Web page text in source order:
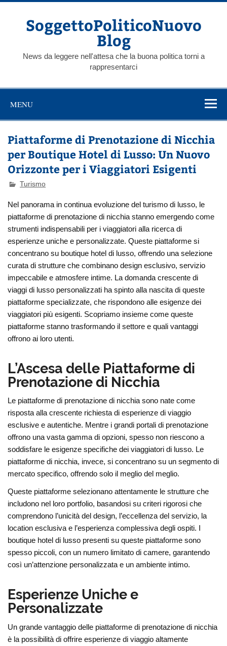
Skip
SoggettoPoliticoNuovo
Blog
News da leggere nell'attesa che la buona politica torni a
rappresentarci
MENU
Piattaforme di Prenotazione di Nicchia
per Boutique Hotel di Lusso: Un Nuovo
Orizzonte per i Viaggiatori Esigenti
Turismo
Nel panorama in continua evoluzione del turismo di lusso, le
piattaforme di prenotazione di nicchia stanno emergendo come
strumenti indispensabili per i viaggiatori alla ricerca di
esperienze uniche e personalizzate. Queste piattaforme si
concentrano su boutique hotel di lusso, offrendo una selezione
curata di strutture che combinano design esclusivo, servizio
impeccabile e atmosfere intime. La domanda crescente di
viaggi di lusso personalizzati ha spinto alla nascita di queste
piattaforme specializzate, che rispondono alle esigenze dei
viaggiatori più esigenti. Scopriamo insieme come queste
piattaforme stanno trasformando il settore e quali vantaggi
offrono ai loro utenti.
L’Ascesa delle Piattaforme di
Prenotazione di Nicchia
Le piattaforme di prenotazione di nicchia sono nate come
risposta alla crescente richiesta di esperienze di viaggio
esclusive e autentiche. Mentre i grandi portali di prenotazione
offrono una vasta gamma di opzioni, spesso non riescono a
soddisfare le esigenze specifiche dei viaggiatori di lusso. Le
piattaforme di nicchia, invece, si concentrano su un segmento di
mercato specifico, offrendo solo il meglio del meglio.
Queste piattaforme selezionano attentamente le strutture che
includono nel loro portfolio, basandosi su criteri rigorosi che
comprendono l’unicità del design, l’eccellenza del servizio, la
location esclusiva e l’esperienza complessiva degli ospiti. I
boutique hotel di lusso presenti su queste piattaforme sono
spesso piccoli, con un numero limitato di camere, garantendo
così un’attenzione personalizzata e un ambiente intimo.
Esperienze Uniche e
Personalizzate
Un grande vantaggio delle piattaforme di prenotazione di nicchia
è la possibilità di offrire esperienze di viaggio altamente